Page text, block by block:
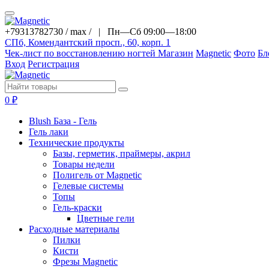
+79313782730 / max / | Пн—Сб 09:00—18:00
СПб, Комендантский просп., 60, корп. 1
Чек-лист по восстановлению ногтей Магазин Magnetic Фото
Вход Регистрация
0 ₽
Blush База - Гель
Гель лаки
Технические продукты
Базы, герметик, праймеры, акрил
Товары недели
Полигель от Magnetic
Гелевые системы
Топы
Гель-краски
Цветные гели
Расходные материалы
Пилки
Кисти
Фрезы Magnetic